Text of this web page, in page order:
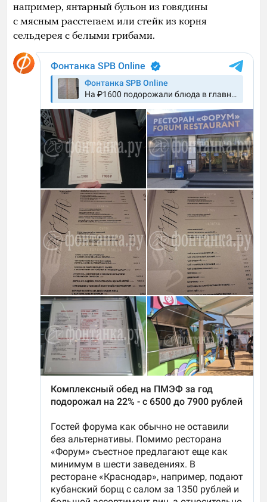
например, янтарный бульон из говядины
с мясным расстегаем или стейк из корня
сельдерея с белыми грибами.